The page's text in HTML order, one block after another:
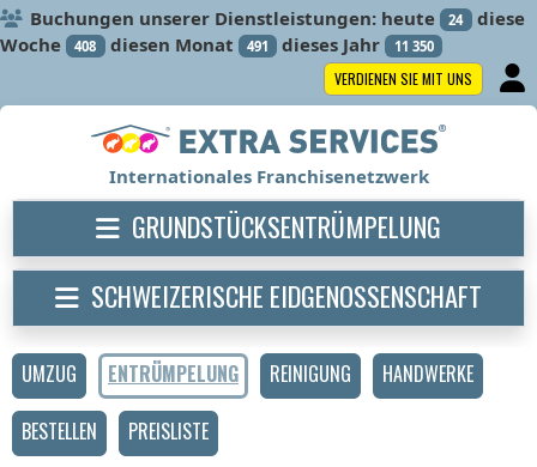
Buchungen unserer Dienstleistungen: heute 24 diese
Woche
408 diesen Monat 491 dieses Jahr 11 350
VERDIENEN SIE MIT UNS
UMZUG ENTRÜMPELUNG REINIGUNG
HANDWERKE
BESTELLEN
PREISLISTE
Internationales Franchisenetzwerk
GRUNDSTÜCKSENTRÜMPELUNG
SCHWEIZERISCHE EIDGENOSSENSCHAFT